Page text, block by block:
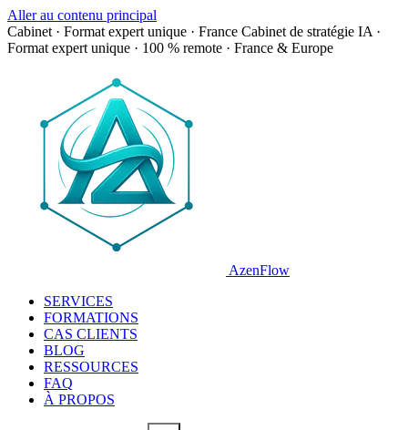
Aller au contenu principal
Cabinet · Format expert unique · France Cabinet de stratégie IA ·
Format expert unique · 100 % remote · France & Europe
AzenFlow
SERVICES
FORMATIONS
CAS CLIENTS
BLOG
RESSOURCES
FAQ
À PROPOS